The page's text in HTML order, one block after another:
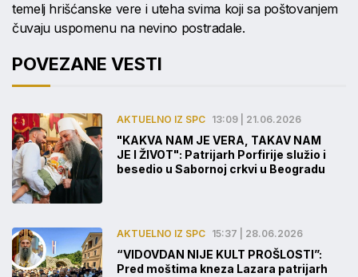
temelj hrišćanske vere i uteha svima koji sa poštovanjem
čuvaju uspomenu na nevino postradale.
POVEZANE VESTI
AKTUELNO IZ SPC 13:09 | 21.06.2026
"KAKVA NAM JE VERA, TAKAV NAM
JE I ŽIVOT": Patrijarh Porfirije služio i
besedio u Sabornoj crkvi u Beogradu
AKTUELNO IZ SPC 15:37 | 28.06.2026
“VIDOVDAN NIJE KULT PROŠLOSTI”:
Pred moštima kneza Lazara patrijarh